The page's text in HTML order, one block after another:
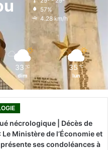
r
57%
4.28 km/h
33 ℃
dim
35 ℃
lun
nécrologique | Décès de
Le Ministère de l’Économie et
ses condoléances à